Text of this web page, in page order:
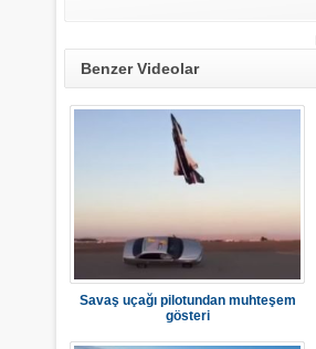
Benzer Videolar
Savaş uçağı pilotundan muhteşem
gösteri